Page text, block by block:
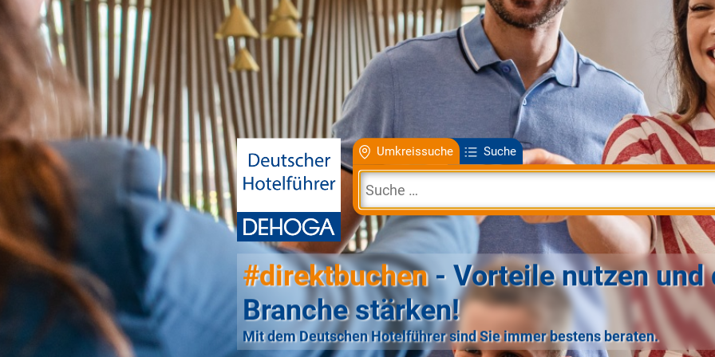
Umkreissuche Suche
#direktbuchen- Vorteile nutzen und
Branche stärken!
Mit dem Deutschen Hotelführer sind Sie immer bestens beraten.